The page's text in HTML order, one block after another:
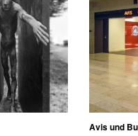
Avis und